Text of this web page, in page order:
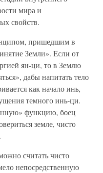
мира и
свойств.
пришедшим в
Земли». Если от
ян-ци, то в Землю
дабы напитать тело
как начало инь,
темного инь-ци.
функцию, боец
земле, чисто
считать чисто
непосредственную